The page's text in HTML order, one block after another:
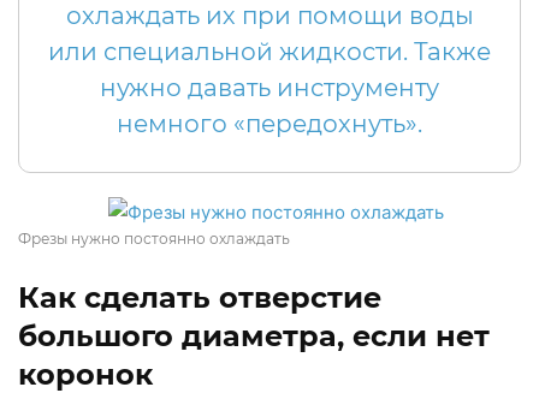
охлаждать их при помощи воды
или специальной жидкости. Также
нужно давать инструменту
немного «передохнуть».
Фрезы нужно постоянно охлаждать
Как сделать отверстие
большого диаметра, если нет
коронок